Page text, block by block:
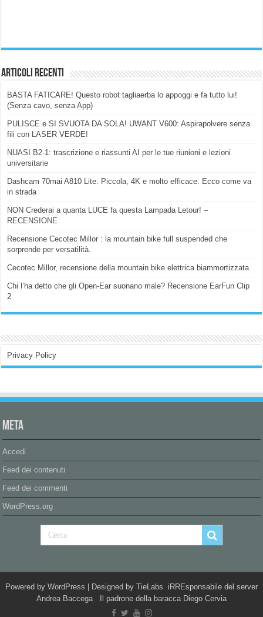
Articoli Recenti
BASTA FATICARE! Questo robot tagliaerba lo appoggi e fa tutto lui!
(Senza cavo, senza App)
PULISCE e SI SVUOTA DA SOLA! UWANT V600: Aspirapolvere senza
fili con LASER VERDE!
NUASI B2-1: trascrizione e riassunti AI per le tue riunioni e lezioni
universitarie
Dashcam 70mai A810 Lite: Piccola, 4K e molto efficace. Ecco come va
in strada
NON Crederai a quanta LUCE fa questa Lampada Letour! –
RECENSIONE
Recensione Cecotec Millor : la mountain bike full suspended che
sorprende per versatilità.
Cecotec Millor, recensione della mountain bike elettrica biammortizzata.
Chi l’ha detto che gli Open-Ear suonano male? Recensione EarFun Clip
2
Privacy Policy
Meta
Accedi
Feed dei contenuti
Feed dei commenti
WordPress.org
Powered by WordPress | Designed by TieLabs iRREsponsabile del server
Andrea Baccega Il padrone della baracca Diego Cervia